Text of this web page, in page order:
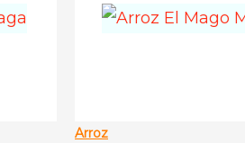
Arroz